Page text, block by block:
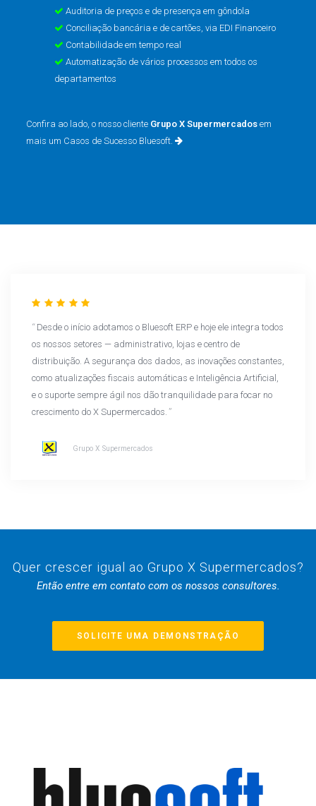
Auditoria de preços e de presença em gôndola
Conciliação bancária e de cartões, via EDI Financeiro
Contabilidade em tempo real
Automatização de vários processos em todos os
departamentos
Confira ao lado, o nosso cliente Grupo X Supermercados em
mais um Casos de Sucesso Bluesoft.
Desde o início adotamos o Bluesoft ERP e hoje ele integra todos
os nossos setores — administrativo, lojas e centro de
distribuição. A segurança dos dados, as inovações constantes,
como atualizações fiscais automáticas e Inteligência Artificial,
e o suporte sempre ágil nos dão tranquilidade para focar no
crescimento do X Supermercados.
Grupo X Supermercados
Quer crescer igual ao Grupo X Supermercados?
Então entre em contato com os nossos consultores.
SOLICITE UMA DEMONSTRAÇÃO